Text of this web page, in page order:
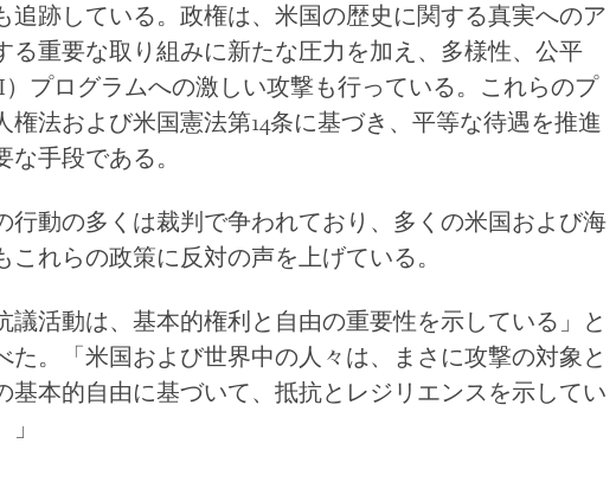
追跡している。政権は、米国の歴史に関する真実へのア
る重要な取り組みに新たな圧力を加え、多様性、公平
プログラムへの激しい攻撃も行っている。これらのプ
権法および米国憲法第14条に基づき、平等な待遇を推進
手段である。
行動の多くは裁判で争われており、多くの米国および海
これらの政策に反対の声を上げている。
議活動は、基本的権利と自由の重要性を示している」と
た。「米国および世界中の人々は、まさに攻撃の対象と
基本的自由に基づいて、抵抗とレジリエンスを示してい